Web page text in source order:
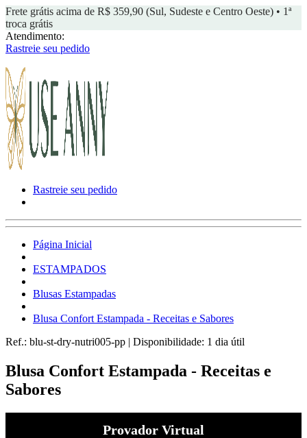
Frete grátis acima de R$ 359,90 (Sul, Sudeste e Centro Oeste) • 1ª
troca grátis
Atendimento:
Rastreie seu pedido
Rastreie seu pedido
Página Inicial
ESTAMPADOS
Blusas Estampadas
Blusa Confort Estampada - Receitas e Sabores
Ref.: blu-st-dry-nutri005-pp | Disponibilidade: 1 dia útil
Blusa Confort Estampada - Receitas e
Sabores
Provador Virtual